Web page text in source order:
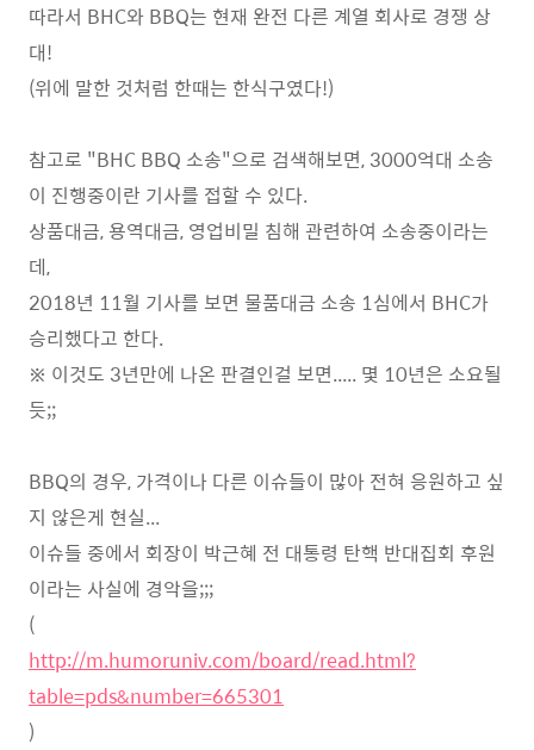
따라서 BHC와 BBQ는 현재 완전 다른 계열 회사로 경쟁 상
대!
(위에 말한 것처럼 한때는 한식구였다!)
참고로 "BHC BBQ 소송"으로 검색해보면, 3000억대 소송
이 진행중이란 기사를 접할 수 있다.
상품대금, 용역대금, 영업비밀 침해 관련하여 소송중이라는
데,
2018년 11월 기사를 보면 물품대금 소송 1심에서 BHC가
승리했다고 한다.
※ 이것도 3년만에 나온 판결인걸 보면..... 몇 10년은 소요될
듯;;
BBQ의 경우, 가격이나 다른 이슈들이 많아 전혀 응원하고 싶
지 않은게 현실...
이슈들 중에서 회장이 박근혜 전 대통령 탄핵 반대집회 후원
이라는 사실에 경악을;;;
(
http://m.humoruniv.com/board/read.html?
table=pds&number=665301
)